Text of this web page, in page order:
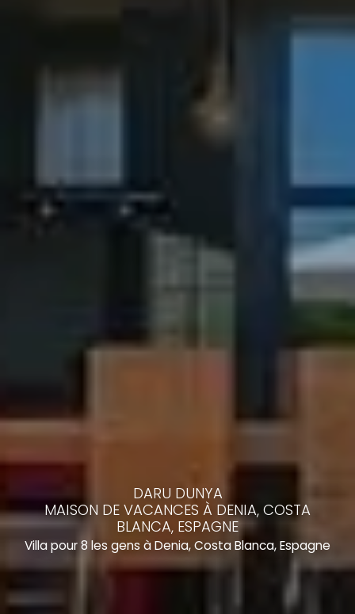
DARU DUNYA
MAISON DE VACANCES À DENIA, COSTA
BLANCA, ESPAGNE
Villa pour 8 les gens à Denia, Costa Blanca, Espagne